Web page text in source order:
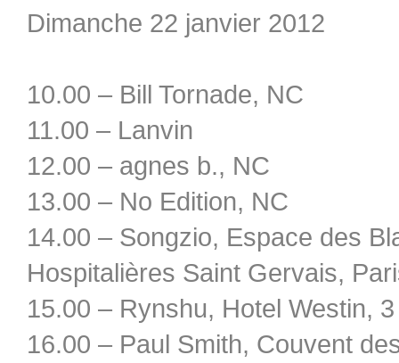
Dimanche 22 janvier 2012
10.00 – Bill Tornade, NC
11.00 – Lanvin
12.00 – agnes b., NC
13.00 – No Edition, NC
14.00 – Songzio, Espace des
Hospitalières Saint Gervais,
15.00 – Rynshu, Hotel Westin,
16.00 – Paul Smith, Couvent